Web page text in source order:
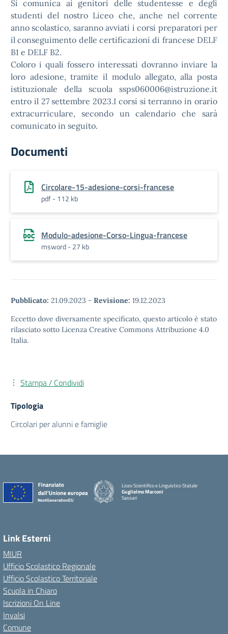
Si comunica ai genitori delle studentesse e degli
studenti del nostro Liceo che, anche nel corrente
anno scolastico, saranno avviati i corsi preparatori per
il conseguimento delle certificazioni di francese DELF
B1 e DELF B2.
Coloro i quali fossero interessati dovranno inviare la
loro adesione, tramite il modulo allegato, alla posta
istituzionale della scuola ssps060006@istruzione.it
entro il 27 settembre 2023.I corsi si terranno in orario
extracurriculare, secondo un calendario che sarà
comunicato in seguito.
Documenti
Circolare-15-adesione-corsi-francese
pdf - 112 kb
Modulo-adesione-Corso-Lingua-francese
msword - 27 kb
Pubblicato: 21.09.2023 - Revisione: 19.12.2023
Eccetto dove diversamente specificato, questo articolo è stato
rilasciato sotto Licenza Creative Commons Attribuzione 4.0
Italia.
Stampa / Condividi
Tipologia
Circolari per alunni e famiglie
Liceo Scientifico e Linguistico Statale
Guglielmo Marconi
Sassari
Link Esterni
MIUR
Ufficio Scolastico Regionale
Ufficio Scolastico Territoriale
Scuola in Chiaro
Iscrizioni On Line
Invalsi
Comune